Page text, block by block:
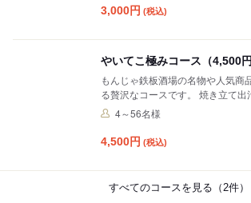
円（小学生330円）・アルコール
からグループ内で自由に組み合わ
焼うどんを人数分 ・お子様ドリンク無料 ・お子様デザー
ト無料 ・おもちゃプレゼント
3,000円 (税込)
やいてこ極みコース（4,500円
もんじゃ鉄板酒場の名物や人気商
る贅沢なコースです。 焼き立て出汁巻きたまご、手羽先
の唐揚げ、名物の国産牛すじの塩
てもう一品を選択可能、極太麺を
プ内で自由に組み合わせていただ
日ご来店の際にお申し付けください お連れの未就学のお
4～56名様
4,500円 (税込)
すべてのコースを見る（2件）